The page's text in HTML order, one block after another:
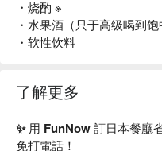
・烧酌 ※
・水果酒（只于高级喝到饱
・软性饮料
了解更多
✨ 用 FunNow 訂日本餐廳
免打電話！